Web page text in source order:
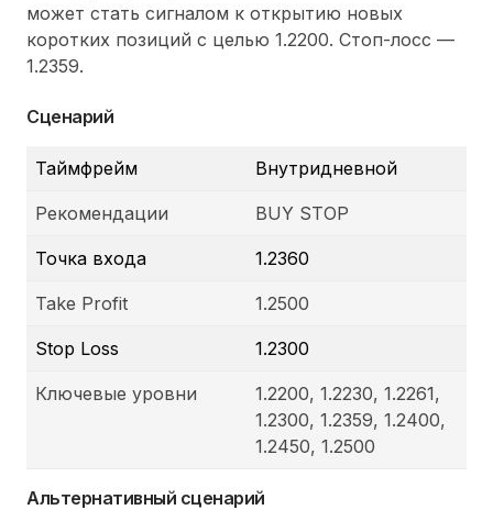
может стать сигналом к открытию новых
коротких позиций с целью 1.2200. Стоп-лосс —
1.2359.
Сценарий
Таймфрейм Внутридневной
Рекомендации BUY STOP
Точка входа 1.2360
Take Profit 1.2500
Stop Loss 1.2300
Ключевые уровни
1.2200, 1.2230, 1.2261,
1.2300, 1.2359, 1.2400,
1.2450, 1.2500
Альтернативный сценарий